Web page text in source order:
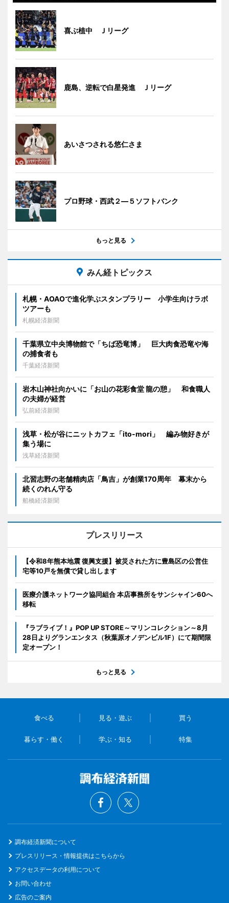
喜ぶ植中 Ｊリーグ
鹿島、逆転で白星発進 Ｊリーグ
あいさつされる悠仁さま
プロ野球・西武２―５ソフトバンク
もっと見る
みん経トピックス
札幌・AOAOで進化学ぶスタンプラリー 小学生向けラボ
ツアーも
札幌経済新聞
千葉県立中央博物館で「ちば恐竜博」 巨大肉食恐竜や海
の捕食者も
千葉経済新聞
岩木山神社向かいに「お山の花彩食堂 龍の憩」 和食職人
の夫婦が経営
弘前経済新聞
浅草・松が谷にニットカフェ「ito-mori」 編み物好きが
集う場に
浅草経済新聞
北習志野の老舗精肉店「鳥吉」が創業170周年 幕末から
続くのれん守る
船橋経済新聞
プレスリリース
【令和8年熊本地震 復興支援】被災された方に豊島区の公営住
宅等10戸を無償で貸し出します
医療介護ネットワーク協同組合 本店事務所をサンシャイン60へ
移転
『ラブライブ！』POP UP STORE～マリンコレクション～8月
28日よりグランエンタス（秋葉原オノデンビル1F）にて期間限
定オープン！
もっと見る
食べる 見る・遊ぶ 買う
暮らす・働く 学ぶ・知る 特集
調布経済新聞について
プレスリリース・情報提供はこちらから
アクセスデータの利用について
お問い合わせ
広告のご案内